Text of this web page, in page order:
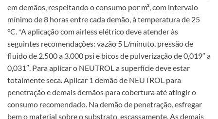
em demãos, respeitando o consumo por m², com intervalo
mínimo de 8 horas entre cada demão, à temperatura de 25
°C. *A aplicação com airless elétrico deve atender às
seguintes recomendações: vazão 5 L/minuto, pressão de
fluido de 2.500 a 3.000 psi e bicos de pulverização de 0,019″ a
0,031″. Para aplicar o NEUTROL a superfície deve estar
totalmente seca. Aplicar 1 demão de NEUTROL para
penetração e demais demãos para cobertura até atingir o
consumo recomendado. Na demão de penetração, esfregar
bem o material sobre o substrato, escassamente. As demais